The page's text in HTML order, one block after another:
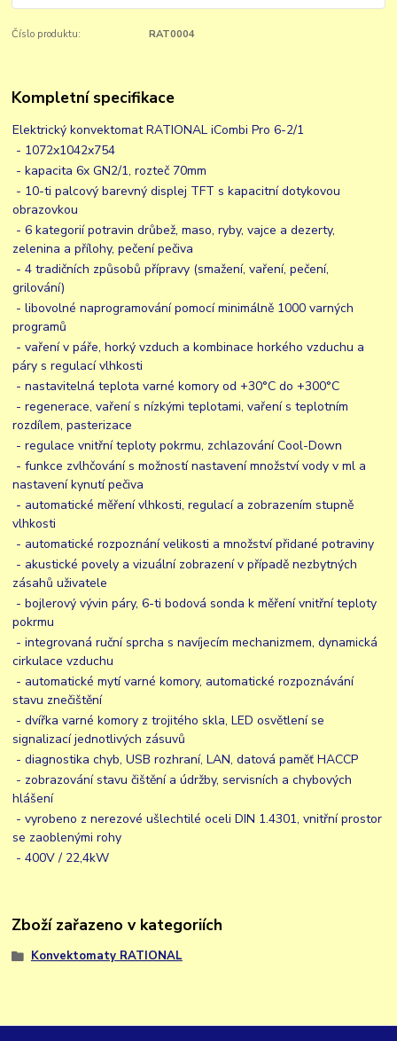
Číslo produktu: RAT0004
Kompletní specifikace
Elektrický konvektomat RATIONAL iCombi Pro 6-2/1
- 1072x1042x754
- kapacita 6x GN2/1, rozteč 70mm
- 10-ti palcový barevný displej TFT s kapacitní dotykovou
obrazovkou
- 6 kategorií potravin drůbež, maso, ryby, vajce a dezerty,
zelenina a přílohy, pečení pečiva
- 4 tradičních způsobů přípravy (smažení, vaření, pečení,
grilování)
- libovolné naprogramování pomocí minimálně 1000 varných
programů
- vaření v páře, horký vzduch a kombinace horkého vzduchu a
páry s regulací vlhkosti
- nastavitelná teplota varné komory od +30°C do +300°C
- regenerace, vaření s nízkými teplotami, vaření s teplotním
rozdílem, pasterizace
- regulace vnitřní teploty pokrmu, zchlazování Cool-Down
- funkce zvlhčování s možností nastavení množství vody v ml a
nastavení kynutí pečiva
- automatické měření vlhkosti, regulací a zobrazením stupně
vlhkosti
- automatické rozpoznání velikosti a množství přidané potraviny
- akustické povely a vizuální zobrazení v případě nezbytných
zásahů uživatele
- bojlerový vývin páry, 6-ti bodová sonda k měření vnitřní teploty
pokrmu
- integrovaná ruční sprcha s navíjecím mechanizmem, dynamická
cirkulace vzduchu
- automatické mytí varné komory, automatické rozpoznávání
stavu znečištění
- dvířka varné komory z trojitého skla, LED osvětlení se
signalizací jednotlivých zásuvů
- diagnostika chyb, USB rozhraní, LAN, datová paměť HACCP
- zobrazování stavu čištění a údržby, servisních a chybových
hlášení
- vyrobeno z nerezové ušlechtilé oceli DIN 1.4301, vnitřní prostor
se zaoblenými rohy
- 400V / 22,4kW
Zboží zařazeno v kategoriích
Konvektomaty RATIONAL